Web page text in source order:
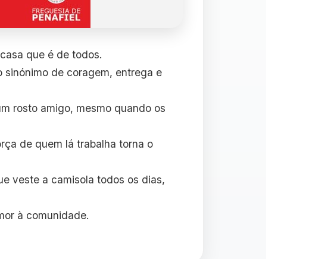
que é de todos.
sinónimo de coragem, entrega e
rosto amigo, mesmo quando os
de quem lá trabalha torna o
veste a camisola todos os dias,
à comunidade.